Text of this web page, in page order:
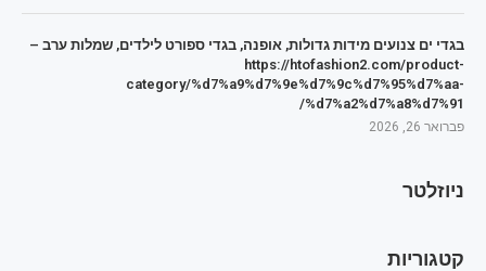
בגדי ים צנועים מידות גדולות, אופנה, בגדי ספורט לילדים, שמלות ערב –
https://htofashion2.com/product-
category/%d7%a9%d7%9e%d7%9c%d7%95%d7%aa-
%d7%a2%d7%a8%d7%91/
פברואר 26, 2026
ניוזלטר
קטגוריות